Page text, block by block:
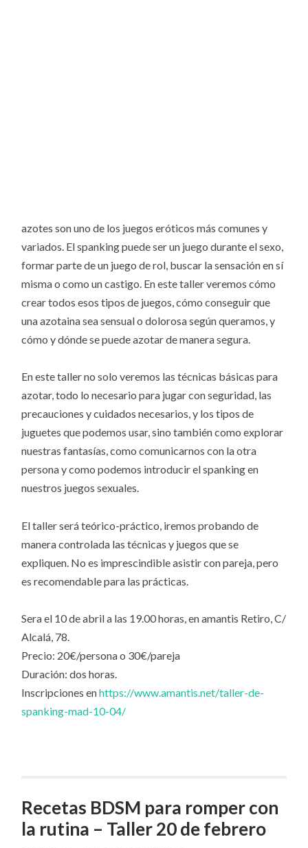
azotes son uno de los juegos eróticos más comunes y
variados. El spankingpuede ser un juego durante el sexo,
formar parte de un juego de rol, buscar la sensación en sí
misma o como un castigo. En este taller veremos cómo
crear todos esos tipos de juegos, cómo conseguir que
una azotaina sea sensual o dolorosa según queramos, y
cómo y dónde se puede azotar de manera segura.
En este taller no solo veremos las técnicas básicas para
azotar, todo lo necesario para jugar con seguridad, las
precauciones y cuidados necesarios, y los tipos de
juguetes que podemos usar, sino también como explorar
nuestras fantasías, como comunicarnos con la otra
persona y como podemos introducir el spanking en
nuestros juegos sexuales.
El taller será teórico-práctico, iremos probando de
manera controlada las técnicas y juegos que se
expliquen. No es imprescindible asistir con pareja, pero
es recomendable para las prácticas.
Sera el 10 de abril a las 19.00 horas, en amantis Retiro, C/
Alcalá, 78.
Precio: 20€/persona o 30€/pareja
Duración: dos horas.
Inscripciones enhttps://www.amantis.net/taller-de-
spanking-mad-10-04/
Recetas BDSM para romper con
la rutina – Taller 20 de febrero